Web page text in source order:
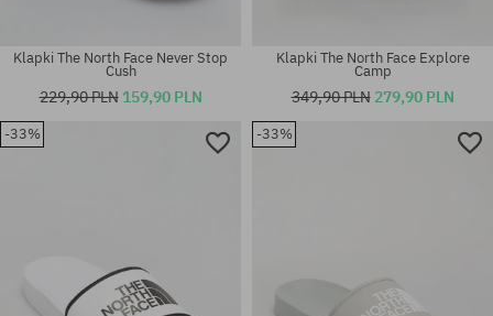
Dostępne rozmiary:
Dostępne rozmiary:
Klapki The North Face Never Stop
Cush
229,90 PLN 159,90 PLN
Klapki The North Face Explore
Camp
349,90 PLN 279,90 PLN
-33% -33%